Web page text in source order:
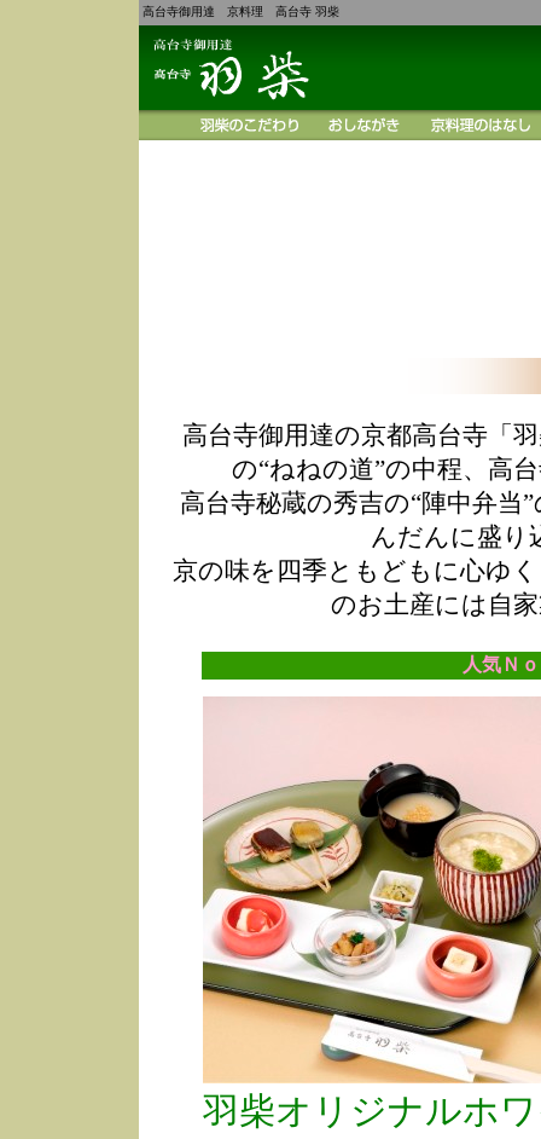
高台寺御用達 京料理 高台寺 羽柴
高台寺御用達の京都高台寺「
の“ねねの道”の中程、高
高台寺秘蔵の秀吉の“陣中弁
んだんに盛り
京の味を四季ともどもに心ゆ
のお土産には自
人気Ｎ
羽柴オリジナルホ